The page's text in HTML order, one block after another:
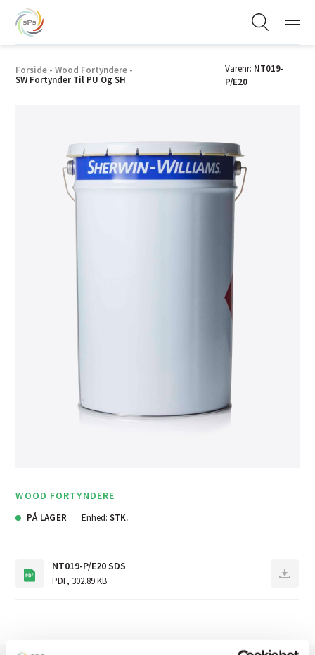
Forside - Wood Fortyndere -
SW Fortynder Til PU Og SH
Varenr: NT019-
P/E20
WOOD FORTYNDERE
PÅ LAGER Enhed: STK.
NT019-P/E20 SDS
PDF, 302.89 KB